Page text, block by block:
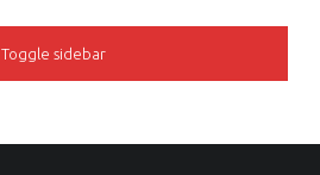
Toggle sidebar